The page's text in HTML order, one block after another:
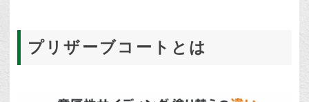
プリザーブコートとは